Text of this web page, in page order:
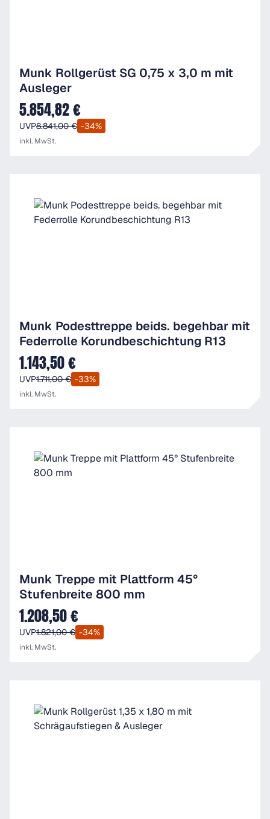
Munk Rollgerüst SG 0,75 x 3,0 m mit
Ausleger
Verkaufspreis:
5.854,82 €
UVP8.841,00 € -34%
inkl. MwSt.
Munk Podesttreppe beids. begehbar mit
Federrolle Korundbeschichtung R13
Verkaufspreis:
1.143,50 €
UVP1.711,00 € -33%
inkl. MwSt.
Munk Treppe mit Plattform 45°
Stufenbreite 800 mm
Verkaufspreis:
1.208,50 €
UVP1.821,00 € -34%
inkl. MwSt.